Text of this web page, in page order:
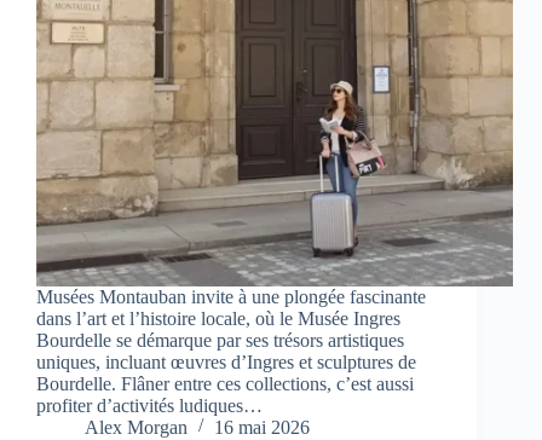
Musées Montauban invite à une plongée fascinante
dans l’art et l’histoire locale, où le Musée Ingres
Bourdelle se démarque par ses trésors artistiques
uniques, incluant œuvres d’Ingres et sculptures de
Bourdelle. Flâner entre ces collections, c’est aussi
profiter d’activités ludiques…
Alex Morgan
16 mai 2026